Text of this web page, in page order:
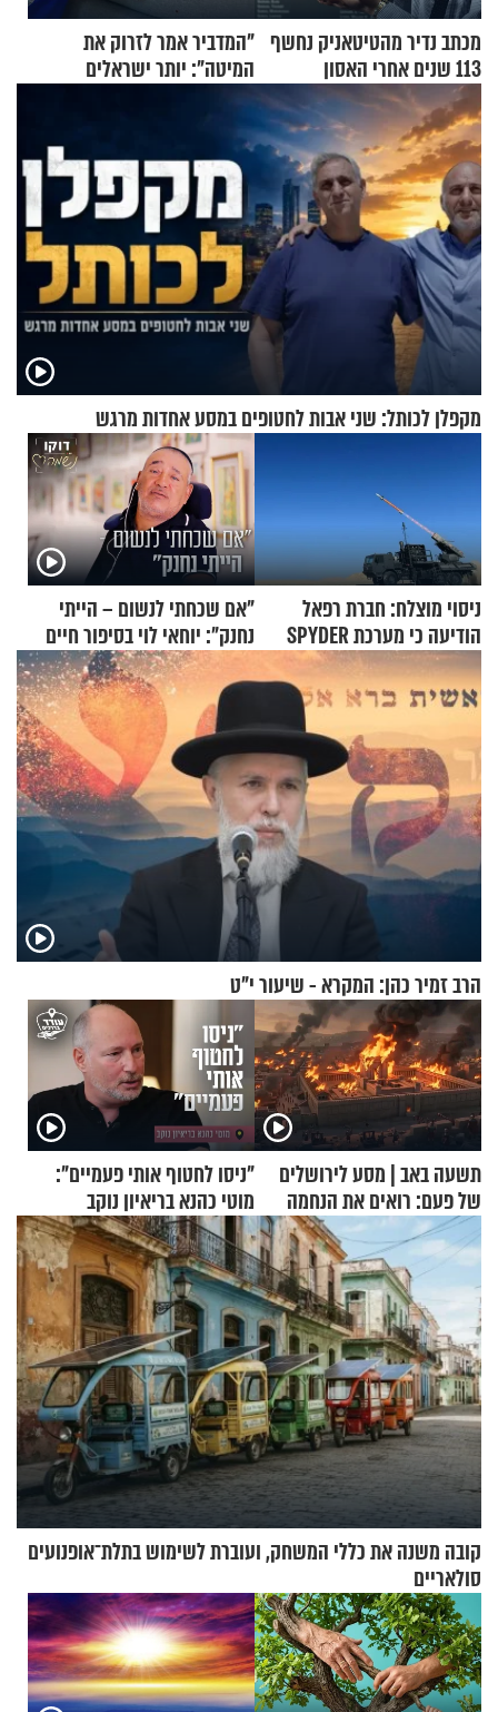
מכתב נדיר מהטיטאניק נחשף
113 שנים אחרי האסון
"המדביר אמר לזרוק את
המיטה": יותר ישראלים
מדווחים על מכת פשפשי
המיטה
מקפלן לכותל: שני אבות לחטופים במסע אחדות מרגש
ניסוי מוצלח: חברת רפאל
הודיעה כי מערכת SPYDER
הצליחה ליירט כטב"ם
"אם שכחתי לנשום – הייתי
נחנק": יוחאי לוי בסיפור חיים
מעורר השראה
הרב זמיר כהן: המקרא - שיעור י"ט
תשעה באב | מסע לירושלים
של פעם: רואים את הנחמה
"ניסו לחטוף אותי פעמיים":
מוטי כהנא בריאיון נוקב
קובה משנה את כללי המשחק, ועוברת לשימוש בתלת־אופנועים
סולאריים